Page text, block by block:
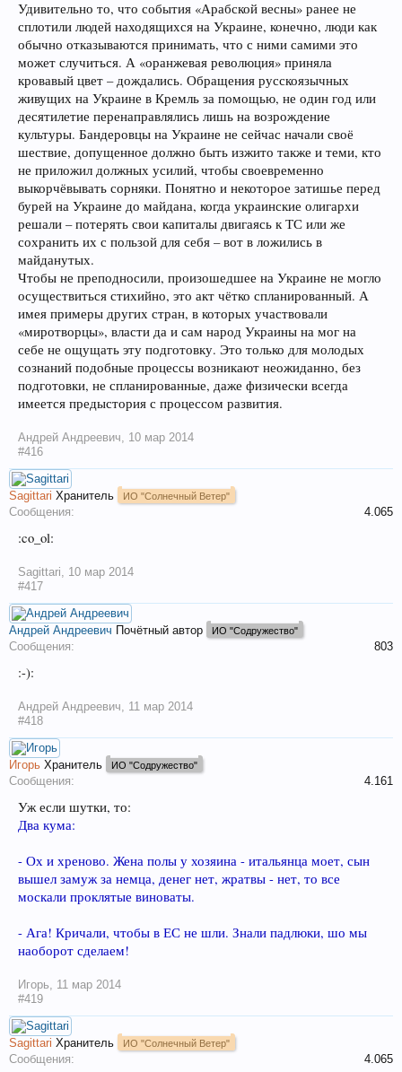
Удивительно то, что события «Арабской весны» ранее не
сплотили людей находящихся на Украине, конечно, люди как
обычно отказываются принимать, что с ними самими это
может случиться. А «оранжевая революция» приняла
кровавый цвет – дождались. Обращения русскоязычных
живущих на Украине в Кремль за помощью, не один год или
десятилетие перенаправлялись лишь на возрождение
культуры. Бандеровцы на Украине не сейчас начали своё
шествие, допущенное должно быть изжито также и теми, кто
не приложил должных усилий, чтобы своевременно
выкорчёвывать сорняки. Понятно и некоторое затишье перед
бурей на Украине до майдана, когда украинские олигархи
решали – потерять свои капиталы двигаясь к ТС или же
сохранить их с пользой для себя – вот в ложились в
майданутых.
Чтобы не преподносили, произошедшее на Украине не могло
осуществиться стихийно, это акт чётко спланированный. А
имея примеры других стран, в которых участвовали
«миротворцы», власти да и сам народ Украины на мог на
себе не ощущать эту подготовку. Это только для молодых
сознаний подобные процессы возникают неожиданно, без
подготовки, не спланированные, даже физически всегда
имеется предыстория с процессом развития.
Андрей Андреевич, 10 мар 2014
#416
Sagittari Хранитель ИО "Солнечный Ветер"
Сообщения: 4.065
:co_ol:
Sagittari, 10 мар 2014
#417
Андрей Андреевич Почётный автор ИО "Содружество"
Сообщения: 803
:-):
Андрей Андреевич, 11 мар 2014
#418
Игорь Хранитель ИО "Содружество"
Сообщения: 4.161
Уж если шутки, то:
Два кума:
- Ох и хреново. Жена полы у хозяина - итальянца моет, сын
вышел замуж за немца, денег нет, жратвы - нет, то все
москали проклятые виноваты.
- Ага! Кричали, чтобы в ЕС не шли. Знали падлюки, шо мы
наоборот сделаем!
Игорь, 11 мар 2014
#419
Sagittari Хранитель ИО "Солнечный Ветер"
Сообщения: 4.065